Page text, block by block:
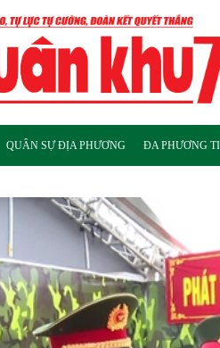
QUÂN SỰ ĐỊA PHƯƠNG ĐA PHƯƠNG